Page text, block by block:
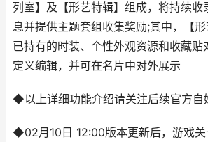
列室】及【形艺特辑】组成，将持续收
息并提供主题套组收集奖励;其中，【
已持有的时装、个性外观资源和收藏贴
定义编辑，并可在名片中对外展示
◆以上详细功能介绍请关注后续官方自
◆02月10日 12:00版本更新后，游戏关